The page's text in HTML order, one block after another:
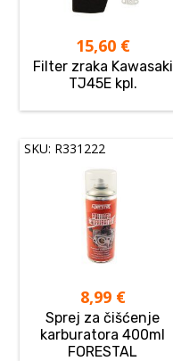
15,60 €
Filter zraka Kawasaki
TJ45E kpl.
SKU: R331222
8,99 €
Sprej za čišćenje
karburatora 400ml
FORESTAL